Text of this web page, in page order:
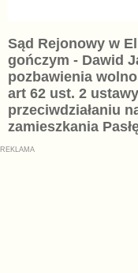
Sąd Rejonowy w
gończym - Dawid
pozbawienia
art 62 ust. 2
przeciwdziałaniu
zamieszkania